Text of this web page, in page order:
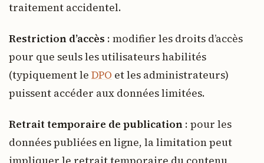
traitement accidentel.
Restriction d’accès : modifier les droits d’accès
pour que seuls les utilisateurs habilités
(typiquement le DPO et les administrateurs)
puissent accéder aux données limitées.
Retrait temporaire de publication : pour les
données publiées en ligne, la limitation peut